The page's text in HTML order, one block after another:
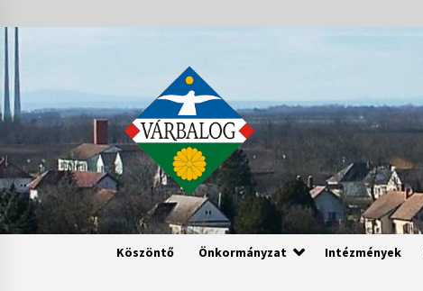
to
content
Köszöntő Önkormányzat Intézmények